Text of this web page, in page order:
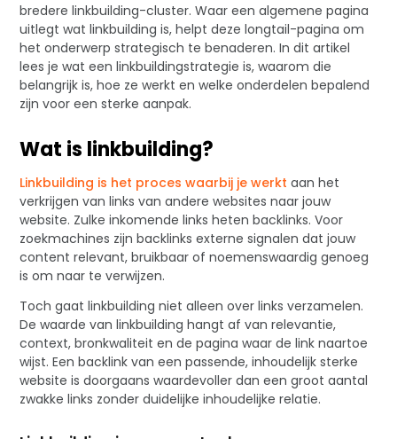
bredere linkbuilding-cluster. Waar een algemene pagina
uitlegt wat linkbuilding is, helpt deze longtail-pagina om
het onderwerp strategisch te benaderen. In dit artikel
lees je wat een linkbuildingstrategie is, waarom die
belangrijk is, hoe ze werkt en welke onderdelen bepalend
zijn voor een sterke aanpak.
Wat is linkbuilding?
Linkbuilding is het proces waarbij je werkt aan het
verkrijgen van links van andere websites naar jouw
website. Zulke inkomende links heten backlinks. Voor
zoekmachines zijn backlinks externe signalen dat jouw
content relevant, bruikbaar of noemenswaardig genoeg
is om naar te verwijzen.
Toch gaat linkbuilding niet alleen over links verzamelen.
De waarde van linkbuilding hangt af van relevantie,
context, bronkwaliteit en de pagina waar de link naartoe
wijst. Een backlink van een passende, inhoudelijk sterke
website is doorgaans waardevoller dan een groot aantal
zwakke links zonder duidelijke inhoudelijke relatie.